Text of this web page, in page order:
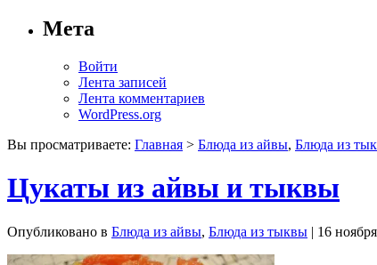
Мета
Войти
Лента записей
Лента комментариев
WordPress.org
Вы просматриваете: Главная > Блюда из айвы, Блюда из
Цукаты из айвы и тыквы
Опубликовано в Блюда из айвы, Блюда из тыквы | 16